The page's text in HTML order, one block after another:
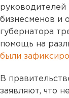
руководителей
бизнесменов и
губернатора
помощь на
были
В
заявляют, что